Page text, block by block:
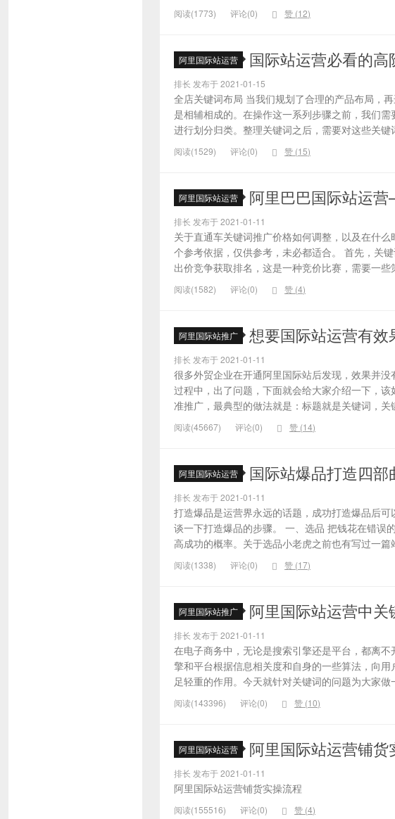
阅读(1773) 评论(0) 赞 (12)
阿里国际站运营 国际站运营必看的高
排长 发布于 2021-01-15
全店关键词布局 当我们规划了合理的产品布局，
是相辅相成的。在操作这一系列步骤之前，我们
进行划分归类。整理关键词之后，需要对这些关
阅读(1529) 评论(0) 赞 (15)
阿里国际站运营 阿里巴巴国际站运
排长 发布于 2021-01-11
关于直通车关键词推广价格如何调整，以及在什
个参考依据，仅供参考，未必都适合。 首先，关
出价竞争获取排名，这是一种竞价比赛，需要一
阅读(1582) 评论(0) 赞 (4)
阿里国际站推广 想要国际站运营有
排长 发布于 2021-01-11
很多外贸企业在开通阿里国际站后发现，效果并
过程中，出了问题，下面就会给大家介绍一下，
准推广，最典型的做法就是：标题就是关键词，
阅读(45667) 评论(0) 赞 (14)
阿里国际站运营 国际站爆品打造四部
排长 发布于 2021-01-11
打造爆品是运营界永远的话题，成功打造爆品后
谈一下打造爆品的步骤。 一、选品 把钱花在错误
高成功的概率。关于选品小老虎之前也有写过一
阅读(1338) 评论(0) 赞 (17)
阿里国际站推广 阿里国际站运营中
排长 发布于 2021-01-11
在电子商务中，无论是搜索引擎还是平台，都离
擎和平台根据信息相关度和自身的一些算法，向
足轻重的作用。今天就针对关键词的问题为大家
阅读(143396) 评论(0) 赞 (10)
阿里国际站运营 阿里国际站运营铺货
排长 发布于 2021-01-11
阿里国际站运营铺货实操流程
阅读(155516) 评论(0) 赞 (4)